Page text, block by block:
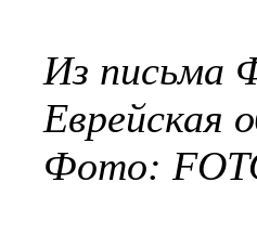
Из письма
Еврейская
Фото: